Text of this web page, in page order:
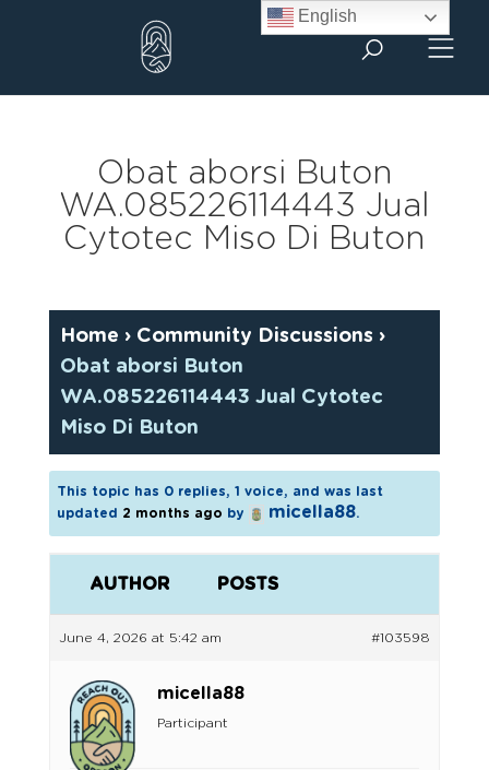
Obat aborsi Buton
WA.085226114443 Jual
Cytotec Miso Di Buton
Home › Community Discussions ›
Obat aborsi Buton
WA.085226114443 Jual Cytotec
Miso Di Buton
This topic has 0 replies, 1 voice, and was last
updated 2 months ago by micella88.
AUTHOR POSTS
June 4, 2026 at 5:42 am #103598
micella88
Participant
English